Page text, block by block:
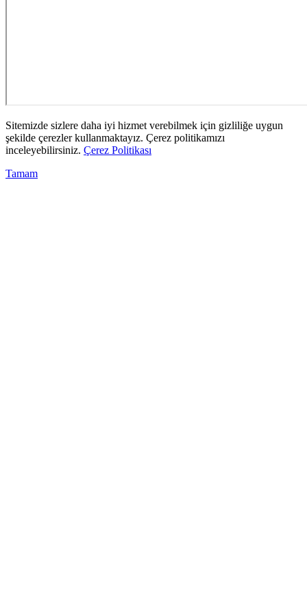
Sitemizde sizlere daha iyi hizmet verebilmek için gizliliğe uygun
şekilde çerezler kullanmaktayız. Çerez politikamızı
inceleyebilirsiniz. Çerez Politikası
Tamam